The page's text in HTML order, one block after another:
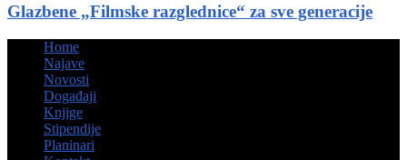
Glazbene „Filmske razglednice“ za sve generacije
Home
Najave
Novosti
Događaji
Knjige
Stipendije
Planinari